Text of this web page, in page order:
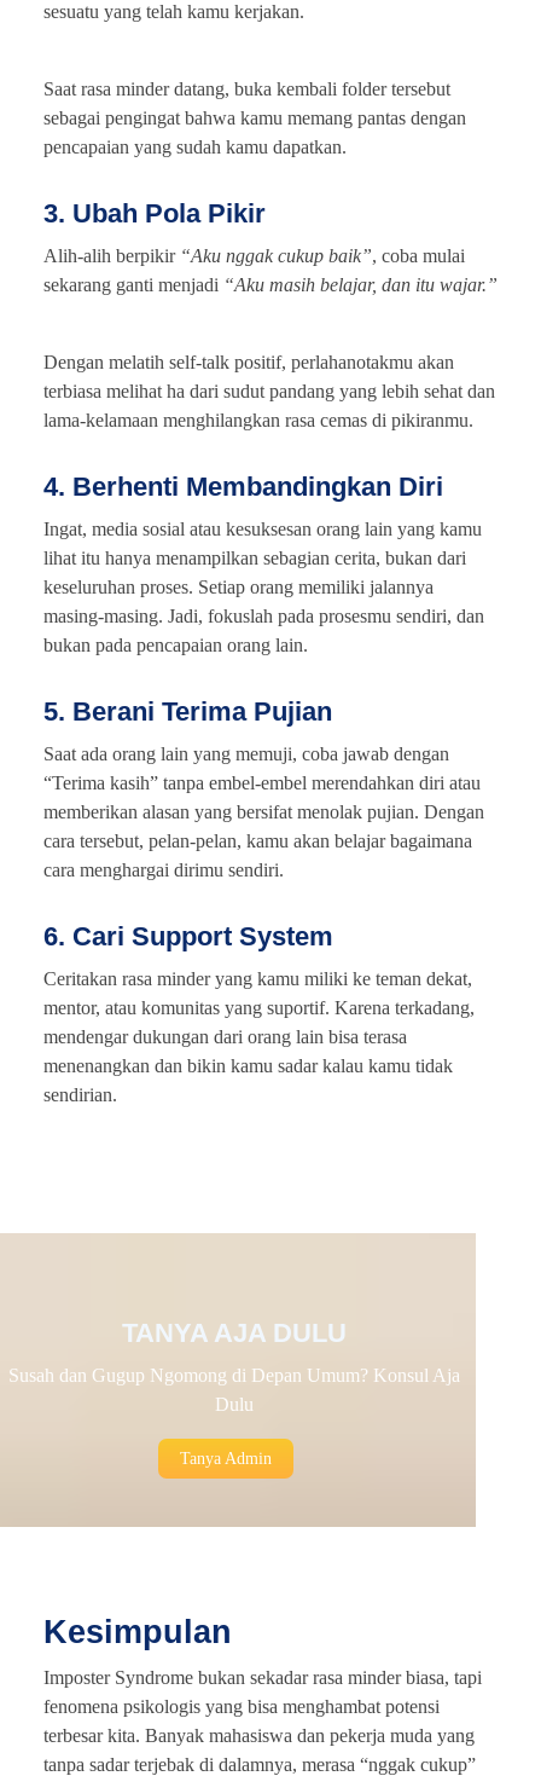
sesuatu yang telah kamu kerjakan.
Saat rasa minder datang, buka kembali folder tersebut
sebagai pengingat bahwa kamu memang pantas dengan
pencapaian yang sudah kamu dapatkan.
3. Ubah Pola Pikir
Alih-alih berpikir “Aku nggak cukup baik”, coba mulai
sekarang ganti menjadi “Aku masih belajar, dan itu wajar.”
Dengan melatih self-talk positif, perlahanotakmu akan
terbiasa melihat ha dari sudut pandang yang lebih sehat dan
lama-kelamaan menghilangkan rasa cemas di pikiranmu.
4. Berhenti Membandingkan Diri
Ingat, media sosial atau kesuksesan orang lain yang kamu
lihat itu hanya menampilkan sebagian cerita, bukan dari
keseluruhan proses. Setiap orang memiliki jalannya
masing-masing. Jadi, fokuslah pada prosesmu sendiri, dan
bukan pada pencapaian orang lain.
5. Berani Terima Pujian
Saat ada orang lain yang memuji, coba jawab dengan
“Terima kasih” tanpa embel-embel merendahkan diri atau
memberikan alasan yang bersifat menolak pujian. Dengan
cara tersebut, pelan-pelan, kamu akan belajar bagaimana
cara menghargai dirimu sendiri.
6. Cari Support System
Ceritakan rasa minder yang kamu miliki ke teman dekat,
mentor, atau komunitas yang suportif. Karena terkadang,
mendengar dukungan dari orang lain bisa terasa
menenangkan dan bikin kamu sadar kalau kamu tidak
sendirian.
TANYA AJA DULU
Susah dan Gugup Ngomong di Depan Umum? Konsul Aja
Dulu
Tanya Admin
Kesimpulan
Imposter Syndrome bukan sekadar rasa minder biasa, tapi
fenomena psikologis yang bisa menghambat potensi
terbesar kita. Banyak mahasiswa dan pekerja muda yang
tanpa sadar terjebak di dalamnya, merasa “nggak cukup”